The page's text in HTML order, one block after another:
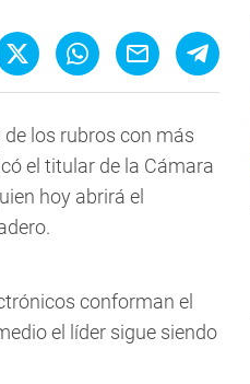
los rubros con más
el titular de la Cámara
hoy abrirá el
conforman el
el líder sigue siendo